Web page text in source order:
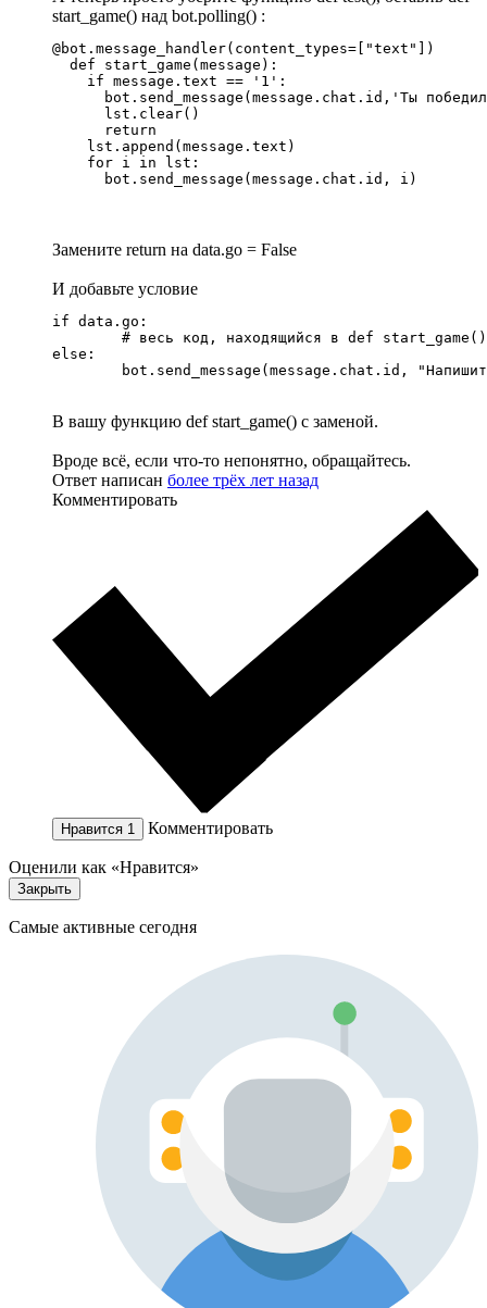
start_game() над bot.polling() :
@bot.message_handler(content_types=["text"])
  def start_game(message):
    if message.text == '1':
bot.send_message(message.chat.id,'Ты
      lst.clear()
      return
    lst.append(message.text)
    for i in lst:
      bot.send_message(message.chat.id, i)
Замените return на data.go = False
И добавьте условие
if data.go:
else:
bot.send_message(message.chat.id,
В вашу функцию def start_game() с заменой.
Вроде всё, если что-то непонятно, обращайтесь.
Ответ написан более трёх лет назад
Комментировать
Нравится 1 Комментировать
Оценили как «Нравится»
Закрыть
Самые активные сегодня